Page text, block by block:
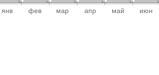
янв фев мар апр май июн